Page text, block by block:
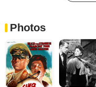
Photos